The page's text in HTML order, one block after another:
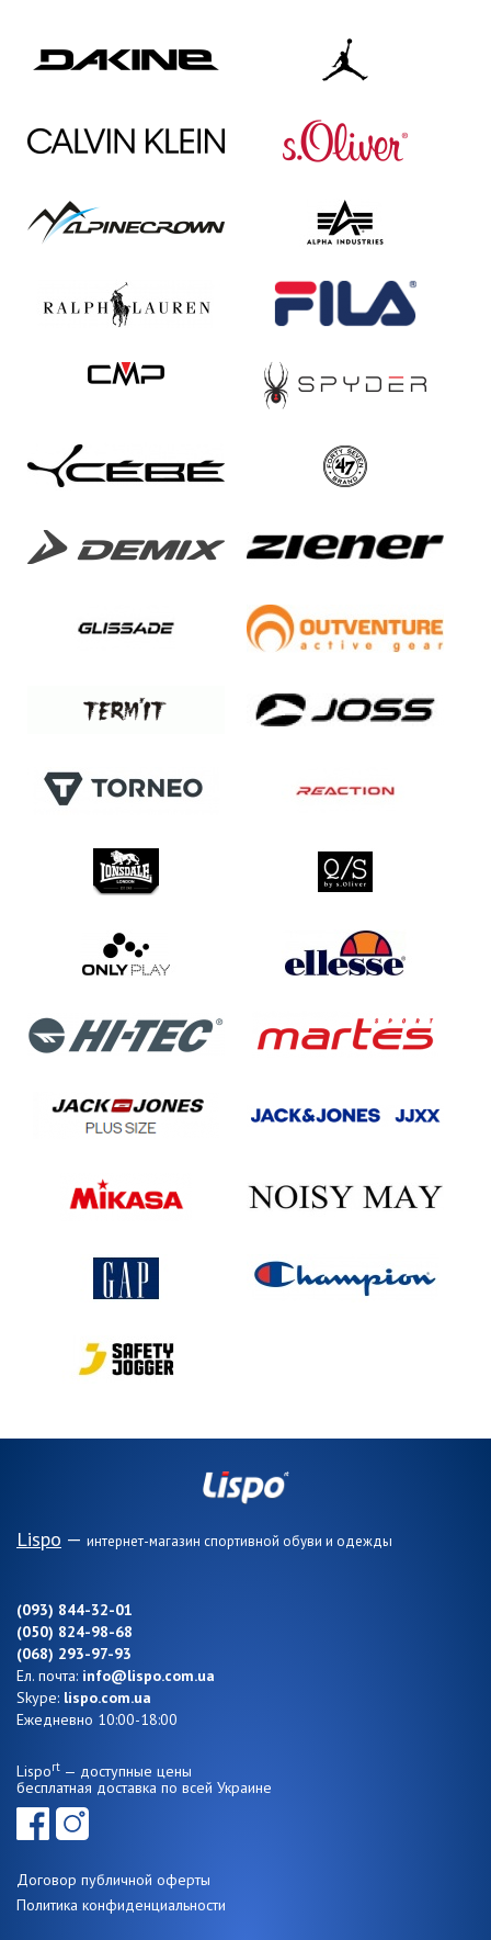
Lispo — интернет-магазин спортивной обуви и одежды
(093) 844-32-01
(050) 824-98-68
(068) 293-97-93
Ел. почта: info@lispo.com.ua
Skype: lispo.com.ua
Ежедневно 10:00-18:00
Lisport — доступные цены
бесплатная доставка по всей Украине
Договор публичной оферты
Политика конфиденциальности